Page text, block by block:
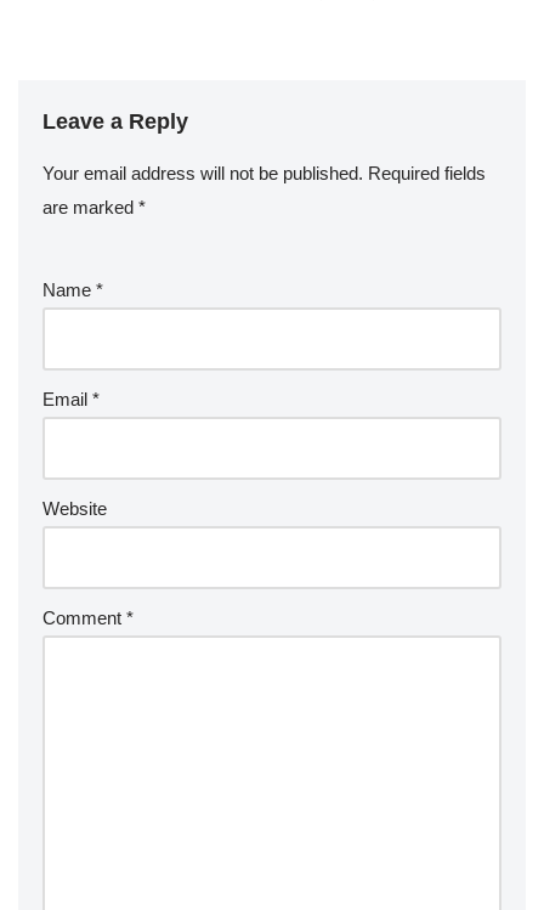
Leave a Reply
Your email address will not be published. Required fields
are marked *
Name *
Email *
Website
Comment *